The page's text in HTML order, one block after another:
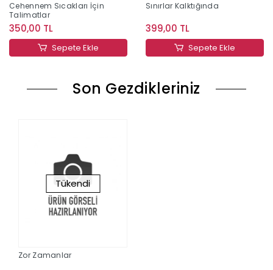
Cehennem Sıcakları İçin
Talimatlar
350,00 TL
Sepete Ekle
Sınırlar Kalktığında
399,00 TL
Sepete Ekle
Son Gezdikleriniz
Tükendi
Zor Zamanlar